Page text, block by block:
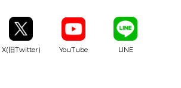
X(旧Twitter) YouTube LINE